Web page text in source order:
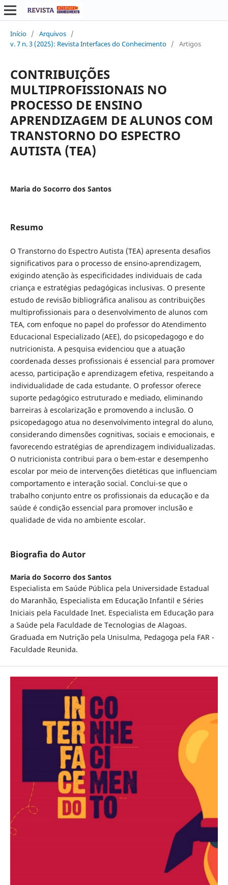
Início / Arquivos /
v. 7 n. 3 (2025): Revista Interfaces do Conhecimento / Artigos
CONTRIBUIÇÕES
MULTIPROFISSIONAIS NO
PROCESSO DE ENSINO
APRENDIZAGEM DE ALUNOS COM
TRANSTORNO DO ESPECTRO
AUTISTA (TEA)
Maria do Socorro dos Santos
Resumo
O Transtorno do Espectro Autista (TEA) apresenta desafios
significativos para o processo de ensino-aprendizagem,
exigindo atenção às especificidades individuais de cada
criança e estratégias pedagógicas inclusivas. O presente
estudo de revisão bibliográfica analisou as contribuições
multiprofissionais para o desenvolvimento de alunos com
TEA, com enfoque no papel do professor do Atendimento
Educacional Especializado (AEE), do psicopedagogo e do
nutricionista. A pesquisa evidenciou que a atuação
coordenada desses profissionais é essencial para promover
acesso, participação e aprendizagem efetiva, respeitando a
individualidade de cada estudante. O professor oferece
suporte pedagógico estruturado e mediado, eliminando
barreiras à escolarização e promovendo a inclusão. O
psicopedagogo atua no desenvolvimento integral do aluno,
considerando dimensões cognitivas, sociais e emocionais, e
favorecendo estratégias de aprendizagem individualizadas.
O nutricionista contribui para o bem-estar e desempenho
escolar por meio de intervenções dietéticas que influenciam
comportamento e interação social. Conclui-se que o
trabalho conjunto entre os profissionais da educação e da
saúde é condição essencial para promover inclusão e
qualidade de vida no ambiente escolar.
Biografia do Autor
Maria do Socorro dos Santos
Especialista em Saúde Pública pela Universidade Estadual
do Maranhão, Especialista em Educação Infantil e Séries
Iniciais pela Faculdade Inet. Especialista em Educação para
a Saúde pela Faculdade de Tecnologias de Alagoas.
Graduada em Nutrição pela Unisulma, Pedagoga pela FAR -
Faculdade Reunida.